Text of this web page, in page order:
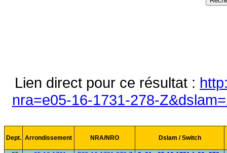
Lien direct pour ce résultat :
nra=e05-16-1731-278-
Dept. Arrondissement NRA/NRO Dslam / Switch